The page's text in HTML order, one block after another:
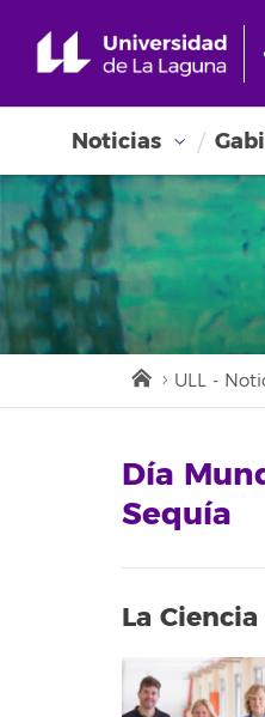
Noticias
ULL -
Día
Sequía
La